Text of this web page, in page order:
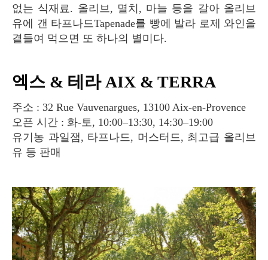
없는 식재료. 올리브, 멸치, 마늘 등을 갈아 올리브
유에 갠 타프나드Tapenade를 빵에 발라 로제 와인을
곁들여 먹으면 또 하나의 별미다.
엑스 & 테라 AIX & TERRA
주소 : 32 Rue Vauvenargues, 13100 Aix-en-Provence
오픈 시간 : 화-토, 10:00–13:30, 14:30–19:00
유기농 과일잼, 타프나드, 머스터드, 최고급 올리브
유 등 판매